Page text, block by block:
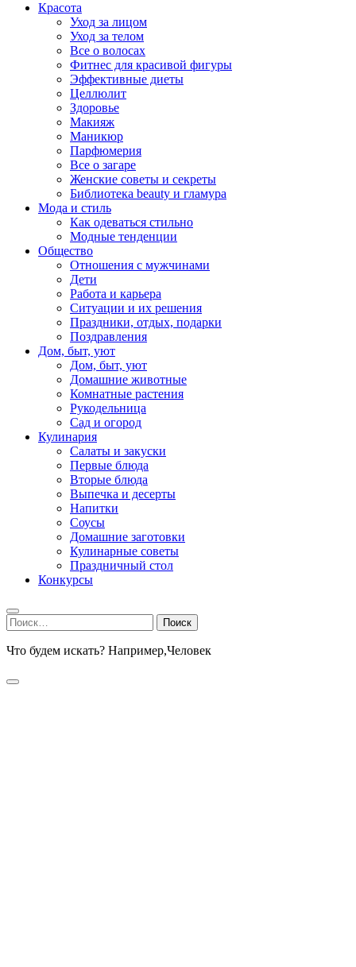
Красота
Уход за лицом
Уход за телом
Все о волосах
Фитнес для красивой фигуры
Эффективные диеты
Целлюлит
Здоровье
Макияж
Маникюр
Парфюмерия
Все о загаре
Женские советы и секреты
Библиотека beauty и гламура
Мода и стиль
Как одеваться стильно
Модные тенденции
Общество
Отношения с мужчинами
Дети
Работа и карьера
Ситуации и их решения
Праздники, отдых, подарки
Поздравления
Дом, быт, уют
Дом, быт, уют
Домашние животные
Комнатные растения
Рукодельница
Сад и огород
Кулинария
Салаты и закуски
Первые блюда
Вторые блюда
Выпечка и десерты
Напитки
Соусы
Домашние заготовки
Кулинарные советы
Праздничный стол
Конкурсы
Найти:
Что будем искать? Например,Человек